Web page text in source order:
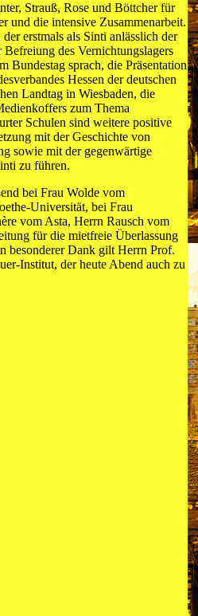
Strauß, Rose und Böttcher für
und die intensive Zusammenarbeit.
erstmals als Sinti anlässlich der
des Vernichtungslagers
Bundestag sprach, die Präsentation
Hessen der deutschen
Landtag in Wiesbaden, die
zum Thema
Schulen sind weitere positive
mit der Geschichte von
sowie mit der gegenwärtige
zu führen.
bei Frau Wolde vom
Universität, bei Frau
vom Asta, Herrn Rausch vom
für die mietfreie Überlassung
besonderer Dank gilt Herrn Prof.
Institut, der heute Abend auch zu